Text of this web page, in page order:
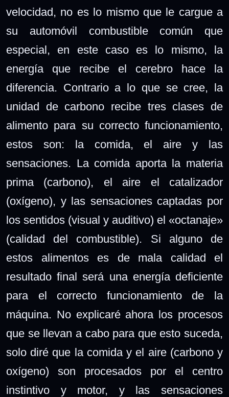
velocidad, no es lo mismo que le cargue a
su automóvil combustible común que
especial, en este caso es lo mismo, la
energía que recibe el cerebro hace la
diferencia. Contrario a lo que se cree, la
unidad de carbono recibe tres clases de
alimento para su correcto funcionamiento,
estos son: la comida, el aire y las
sensaciones. La comida aporta la materia
prima (carbono), el aire el catalizador
(oxígeno), y las sensaciones captadas por
los sentidos (visual y auditivo) el «octanaje»
(calidad del combustible). Si alguno de
estos alimentos es de mala calidad el
resultado final será una energía deficiente
para el correcto funcionamiento de la
máquina. No explicaré ahora los procesos
que se llevan a cabo para que esto suceda,
solo diré que la comida y el aire (carbono y
oxígeno) son procesados por el centro
instintivo y motor, y las sensaciones